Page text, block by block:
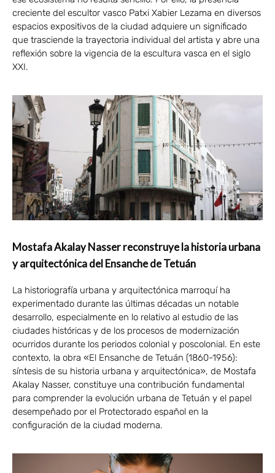
creciente del escultor vasco Patxi Xabier Lezama en diversos
espacios expositivos de la ciudad adquiere un significado
que trasciende la trayectoria individual del artista y abre una
reflexión sobre la vigencia de la escultura vasca en el siglo
XXI.
Mostafa Akalay Nasser reconstruye la historia urbana
y arquitectónica del Ensanche de Tetuán
La historiografía urbana y arquitectónica marroquí ha
experimentado durante las últimas décadas un notable
desarrollo, especialmente en lo relativo al estudio de las
ciudades históricas y de los procesos de modernización
ocurridos durante los periodos colonial y poscolonial. En este
contexto, la obra «El Ensanche de Tetuán (1860-1956):
síntesis de su historia urbana y arquitectónica», de Mostafa
Akalay Nasser, constituye una contribución fundamental
para comprender la evolución urbana de Tetuán y el papel
desempeñado por el Protectorado español en la
configuración de la ciudad moderna.